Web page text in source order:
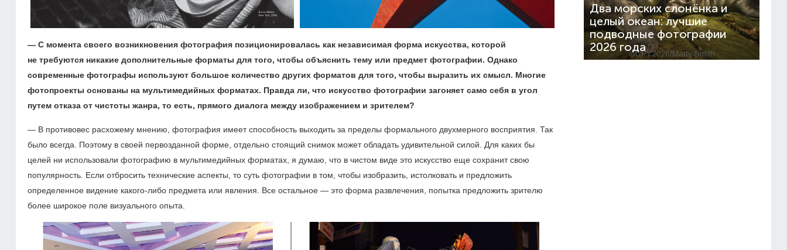
— С момента своего возникновения фотография позиционировалась как независимая форма искусства, которой
не требуются никакие дополнительные форматы для того, чтобы объяснить тему или предмет фотографии. Однако
современные фотографы используют большое количество других форматов для того, чтобы выразить их смысл. Многие
фотопроекты основаны на мультимедийных форматах. Правда ли, что искусство фотографии загоняет само себя в угол
путем отказа от чистоты жанра, то есть, прямого диалога между изображением и зрителем?
— В противовес расхожему мнению, фотография имеет способность выходить за пределы формального двухмерного восприятия. Так
было всегда. Поэтому в своей первозданной форме, отдельно стоящий снимок может обладать удивительной силой. Для каких бы
целей ни использовали фотографию в мультимедийных форматах, я думаю, что в чистом виде это искусство еще сохранит свою
популярность. Если отбросить технические аспекты, то суть фотографии в том, чтобы изобразить, истолковать и предложить
определенное видение какого-либо предмета или явления. Все остальное — это форма развлечения, попытка предложить зрителю
более широкое поле визуального опыта.
Два морских слонёнка и
целый океан: лучшие
подводные фотографии
2026 года